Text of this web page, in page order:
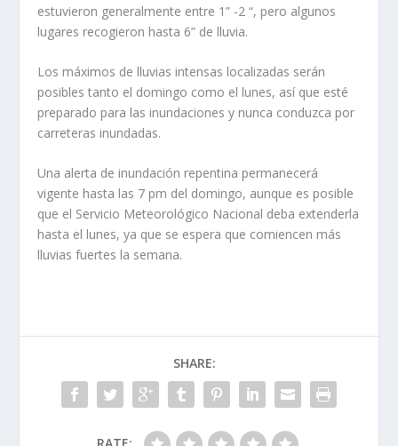
estuvieron generalmente entre 1” -2 “, pero algunos
lugares recogieron hasta 6” de lluvia.
Los máximos de lluvias intensas localizadas serán
posibles tanto el domingo como el lunes, así que esté
preparado para las inundaciones y nunca conduzca por
carreteras inundadas.
Una alerta de inundación repentina permanecerá
vigente hasta las 7 pm del domingo, aunque es posible
que el Servicio Meteorológico Nacional deba extenderla
hasta el lunes, ya que se espera que comiencen más
lluvias fuertes la semana.
SHARE: